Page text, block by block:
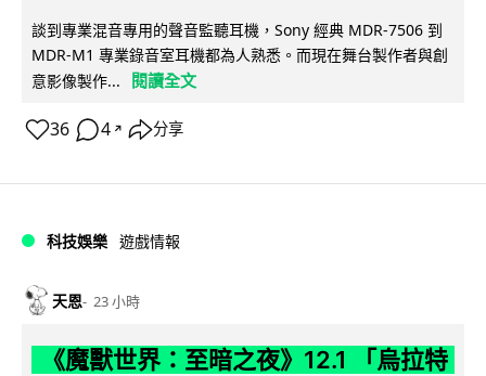
談到專業混音專用的聲音監聽耳機，Sony 經典 MDR-7506 到
MDR-M1 專業錄音室耳機都為人熟悉。而現在舞台製作者與創
意影像製作...
閱讀全文
36 4 ↗ 分享
科技娛樂 遊戲情報
天恩 23 小時
《魔獸世界：至暗之夜》12.1 「烏拉特